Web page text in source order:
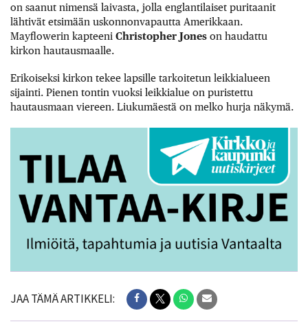
on saanut nimensä laivasta, jolla englantilaiset puritaanit
lähtivät etsimään uskonnonvapautta Amerikkaan.
Mayflowerin kapteeni Christopher Jones on haudattu
kirkon hautausmaalle.
Erikoiseksi kirkon tekee lapsille tarkoitetun leikkialueen
sijainti. Pienen tontin vuoksi leikkialue on puristettu
hautausmaan viereen. Liukumäestä on melko hurja näkymä.
JAA TÄMÄ ARTIKKELI: